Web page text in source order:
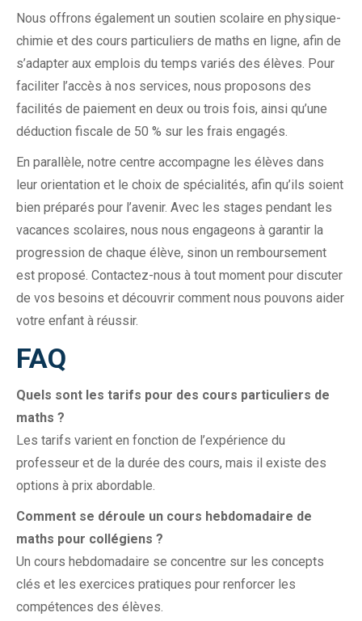
Nous offrons également un soutien scolaire en physique-
chimie et des cours particuliers de maths en ligne, afin de
s’adapter aux emplois du temps variés des élèves. Pour
faciliter l’accès à nos services, nous proposons des
facilités de paiement en deux ou trois fois, ainsi qu’une
déduction fiscale de 50 % sur les frais engagés.
En parallèle, notre centre accompagne les élèves dans
leur orientation et le choix de spécialités, afin qu’ils soient
bien préparés pour l’avenir. Avec les stages pendant les
vacances scolaires, nous nous engageons à garantir la
progression de chaque élève, sinon un remboursement
est proposé. Contactez-nous à tout moment pour discuter
de vos besoins et découvrir comment nous pouvons aider
votre enfant à réussir.
FAQ
Quels sont les tarifs pour des cours particuliers de
maths ?
Les tarifs varient en fonction de l’expérience du
professeur et de la durée des cours, mais il existe des
options à prix abordable.
Comment se déroule un cours hebdomadaire de
maths pour collégiens ?
Un cours hebdomadaire se concentre sur les concepts
clés et les exercices pratiques pour renforcer les
compétences des élèves.